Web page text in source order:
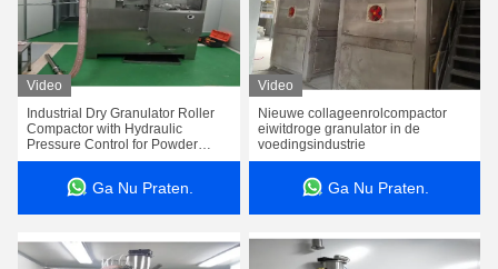
Video
Industrial Dry Granulator Roller
Compactor with Hydraulic
Pressure Control for Powder
Granulation
Ga Nu Praten.
Video
Nieuwe collageenrolcompactor
eiwitdroge granulator in de
voedingsindustrie
Ga Nu Praten.